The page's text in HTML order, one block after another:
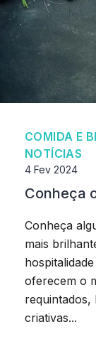
COMIDA E
NOTÍCIAS
4 Fev 2024
Conheça
Conheça
mais
oferecem o
requintados,
criativas...